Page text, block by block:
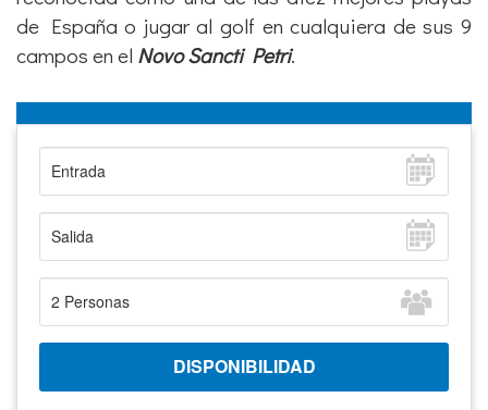
de España o jugar al golf en cualquiera de sus 9
campos en el Novo Sancti Petri.